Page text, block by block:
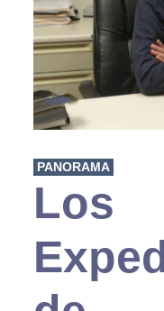
PANORAMA
Los